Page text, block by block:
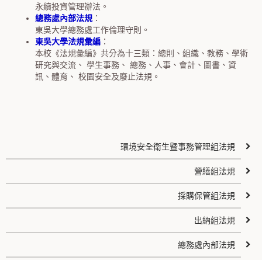
永續投資管理辦法。
總務處內部法規 ：
東吳大學總務處工作倫理守則。
東吳大學法規彙編 ：
本校《法規彙編》共分為十三類：總則、組織、教務、學術
研究與交流、 學生事務、 總務、人事、會計、圖書、資
訊、體育、 校園安全及廢止法規。
環境安全衛生暨事務管理組法規
營繕組法規
採購保管組法規
出納組法規
總務處內部法規